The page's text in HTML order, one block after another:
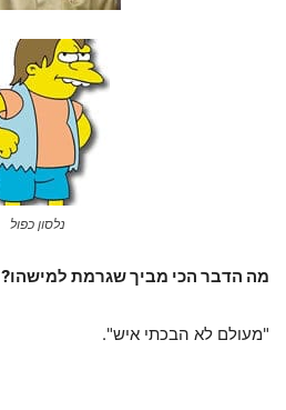
נלסון כפול
מה הדבר הכי מביך שגרמת למישהו?
"מעולם לא הבכתי איש".